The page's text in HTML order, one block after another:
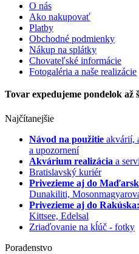
O nás
Ako nakupovať
Platby
Obchodné podmienky
Nákup na splátky
Chovateľské informácie
Fotogaléria a naše realizácie
Tovar expedujeme pondelok až
Najčítanejšie
Návod na použitie akvárií,
a upozornení
Akvárium realizácia a
Bratislavský kuriér
Privezieme aj do
Dunakiliti,
Privezieme aj do Rakúska:
Kittsee, Edelsal
Zriaďovanie na kĺúč - fotky
Poradenstvo